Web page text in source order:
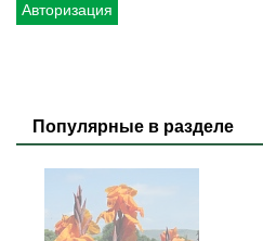
Авторизация
Популярные в разделе